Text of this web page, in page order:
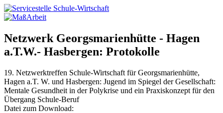
Netzwerk Georgsmarienhütte - Hagen
a.T.W.- Hasbergen: Protokolle
19. Netzwerktreffen Schule-Wirtschaft für Georgsmarienhütte,
Hagen a.T. W. und Hasbergen: Jugend im Spiegel der Gesellschaft:
Mentale Gesundheit in der Polykrise und ein Praxiskonzept für den
Übergang Schule-Beruf
Datei zum Download: